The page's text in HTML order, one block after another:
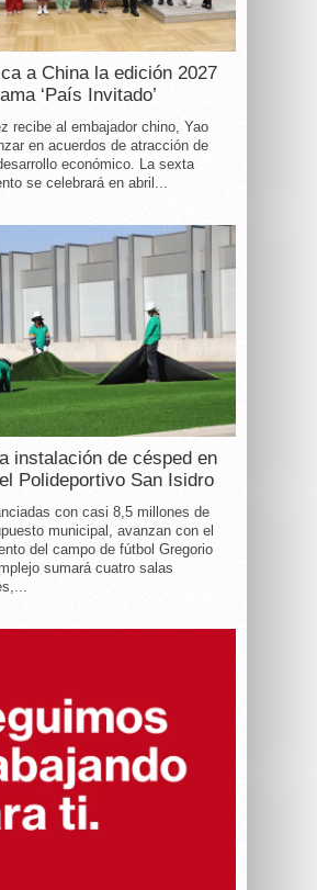
a China la edición 2027
‘País Invitado’
recibe al embajador chino, Yao
en acuerdos de atracción de
económico. La sexta
se celebrará en abril...
instalación de césped en
Polideportivo San Isidro
con casi 8,5 millones de
municipal, avanzan con el
del campo de fútbol Gregorio
sumará cuatro salas